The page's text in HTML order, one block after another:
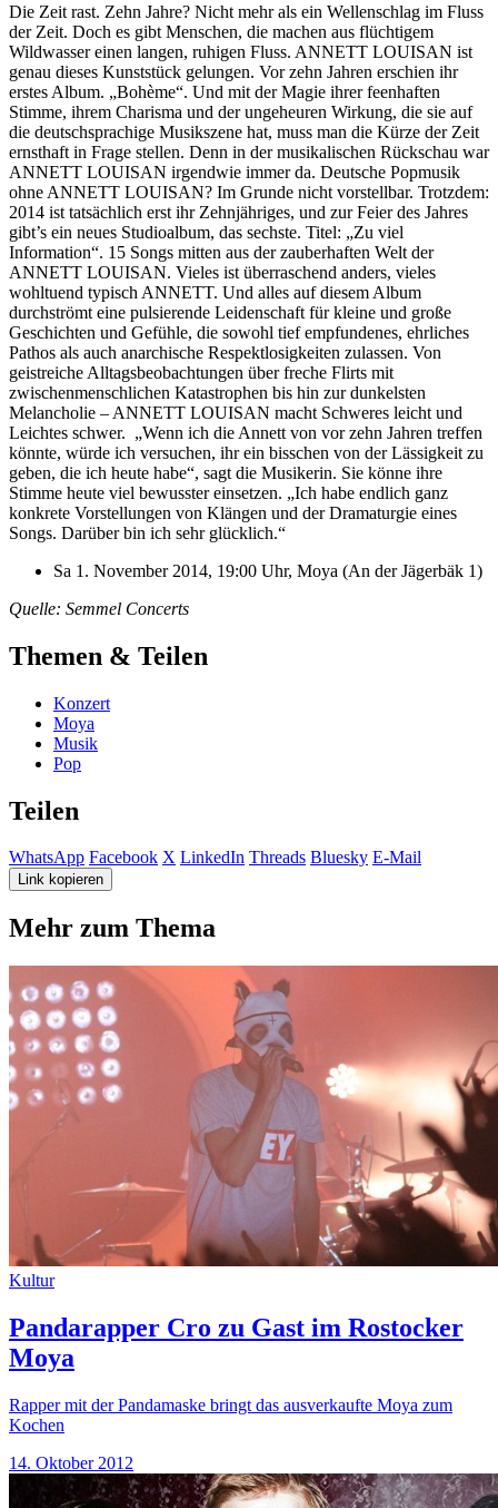
Die Zeit rast. Zehn Jahre? Nicht mehr als ein Wellenschlag im Fluss
der Zeit. Doch es gibt Menschen, die machen aus flüchtigem
Wildwasser einen langen, ruhigen Fluss. ANNETT LOUISAN ist
genau dieses Kunststück gelungen. Vor zehn Jahren erschien ihr
erstes Album. „Bohème“. Und mit der Magie ihrer feenhaften
Stimme, ihrem Charisma und der ungeheuren Wirkung, die sie auf
die deutschsprachige Musikszene hat, muss man die Kürze der Zeit
ernsthaft in Frage stellen. Denn in der musikalischen Rückschau war
ANNETT LOUISAN irgendwie immer da. Deutsche Popmusik
ohne ANNETT LOUISAN? Im Grunde nicht vorstellbar. Trotzdem:
2014 ist tatsächlich erst ihr Zehnjähriges, und zur Feier des Jahres
gibt’s ein neues Studioalbum, das sechste. Titel: „Zu viel
Information“. 15 Songs mitten aus der zauberhaften Welt der
ANNETT LOUISAN. Vieles ist überraschend anders, vieles
wohltuend typisch ANNETT. Und alles auf diesem Album
durchströmt eine pulsierende Leidenschaft für kleine und große
Geschichten und Gefühle, die sowohl tief empfundenes, ehrliches
Pathos als auch anarchische Respektlosigkeiten zulassen. Von
geistreiche Alltagsbeobachtungen über freche Flirts mit
zwischenmenschlichen Katastrophen bis hin zur dunkelsten
Melancholie – ANNETT LOUISAN macht Schweres leicht und
Leichtes schwer. „Wenn ich die Annett von vor zehn Jahren treffen
könnte, würde ich versuchen, ihr ein bisschen von der Lässigkeit zu
geben, die ich heute habe“, sagt die Musikerin. Sie könne ihre
Stimme heute viel bewusster einsetzen. „Ich habe endlich ganz
konkrete Vorstellungen von Klängen und der Dramaturgie eines
Songs. Darüber bin ich sehr glücklich.“
Sa 1. November 2014, 19:00 Uhr, Moya (An der Jägerbäk 1)
Quelle: Semmel Concerts
Themen & Teilen
Konzert
Moya
Musik
Pop
Teilen
WhatsApp Facebook X LinkedIn Threads Bluesky E-Mail
Link kopieren
Mehr zum Thema
Kultur
Pandarapper Cro zu Gast im Rostocker
Moya
Rapper mit der Pandamaske bringt das ausverkaufte Moya zum
Kochen
14. Oktober 2012